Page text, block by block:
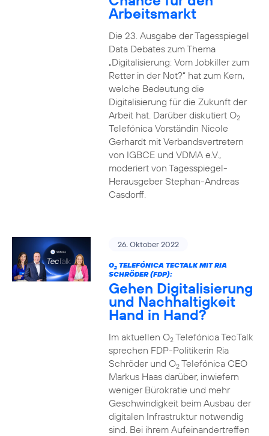
Arbeitsmarkt
Die 23. Ausgabe der Tagesspiegel
Data Debates zum Thema
„Digitalisierung: Vom Jobkiller zum
Retter in der Not?“ hat zum Kern,
welche Bedeutung die
Digitalisierung für die Zukunft der
Arbeit hat. Darüber diskutiert O2
Telefónica Vorständin Nicole
Gerhardt mit Verbandsvertretern
von IGBCE und VDMA e.V.,
moderiert von Tagesspiegel-
Herausgeber Stephan-Andreas
Casdorff.
26. Oktober 2022
O2TELEFÓNICA TECTALK MIT RIA
SCHRÖDER (FDP):
Gehen Digitalisierung
und Nachhaltigkeit
Hand in Hand?
Im aktuellen O2Telefónica TecTalk
sprechen FDP-Politikerin Ria
Schröder und O2Telefónica CEO
Markus Haas darüber, inwiefern
weniger Bürokratie und mehr
Geschwindigkeit beim Ausbau der
digitalen Infrastruktur notwendig
sind. Bei ihrem Aufeinandertreffen